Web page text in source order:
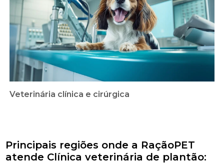
Veterinária clínica e cirúrgica
Principais regiões onde a RaçãoPET
atende Clínica veterinária de plantão: